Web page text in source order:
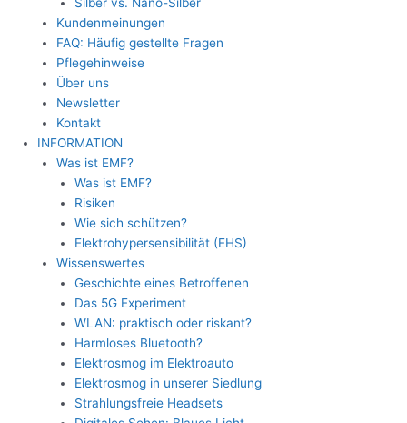
Kundenmeinungen
FAQ: Häufig gestellte Fragen
Pflegehinweise
Über uns
Newsletter
Kontakt
INFORMATION
Was ist EMF?
Was ist EMF?
Risiken
Wie sich schützen?
Elektrohypersensibilität (EHS)
Wissenswertes
Geschichte eines Betroffenen
Das 5G Experiment
WLAN: praktisch oder riskant?
Harmloses Bluetooth?
Elektrosmog im Elektroauto
Elektrosmog in unserer Siedlung
Strahlungsfreie Headsets